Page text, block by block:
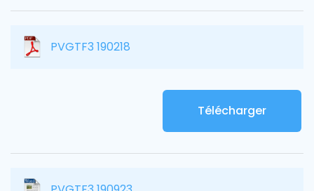
PVGTF3 190218
Télécharger